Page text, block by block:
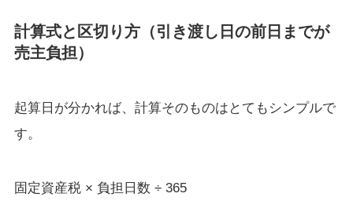
計算式と区切り方（引き渡し日の前日までが
売主負担）
起算日が分かれば、計算そのものはとてもシンプルで
す。
固定資産税 × 負担日数 ÷ 365